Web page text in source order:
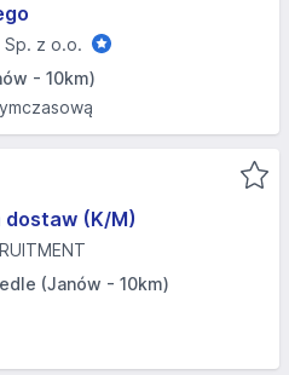
z o.o.
- 10km)
dostaw (K/M)
(Janów - 10km)